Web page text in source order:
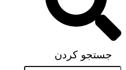
جستجو کردن